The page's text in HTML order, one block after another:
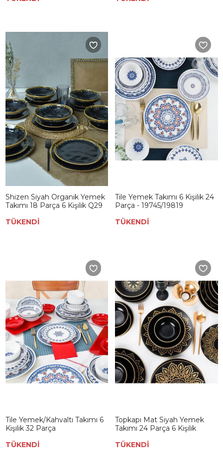
Shizen Siyah Organik Yemek
Takımı 18 Parça 6 Kişilik Q29
TÜKENDİ
Tile Yemek Takımı 6 Kişilik 24
Parça - 19745/19819
TÜKENDİ
Tile Yemek/Kahvaltı Takımı 6
Kişilik 32 Parça
TÜKENDİ
Topkapı Mat Siyah Yemek
Takımı 24 Parça 6 Kişilik
TÜKENDİ